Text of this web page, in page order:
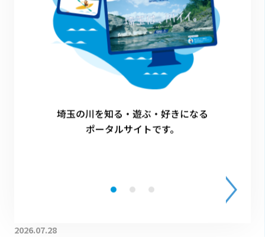
最新記事
2026.07.28
埼玉の川を知る・遊ぶ・好きになる
ポータルサイトです。